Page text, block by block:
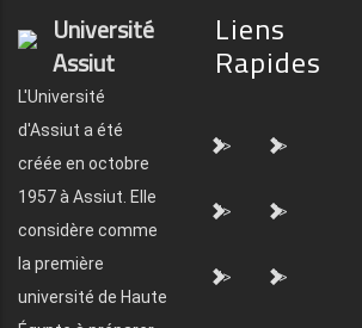
Université
Assiut
L'Université
d'Assiut a été
créée en octobre
1957 à Assiut. Elle
considère comme
la première
université de Haute
Liens
Rapides
"> ">
"> ">
"> ">